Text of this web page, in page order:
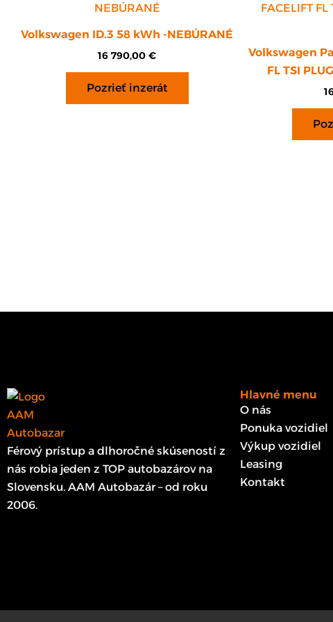
Volkswagen ID.3 58 kWh -NEBÚRANÉ
16 790,00 €
Pozrieť inzerát
Volkswagen
FL TSI
Férový prístup a dlhoročné skúseností z
nás robia jeden z TOP autobazárov na
Slovensku. AAM Autobazár – od roku
2006.
Hlavné menu
O nás
Ponuka vozidiel
Výkup vozidiel
Leasing
Kontakt